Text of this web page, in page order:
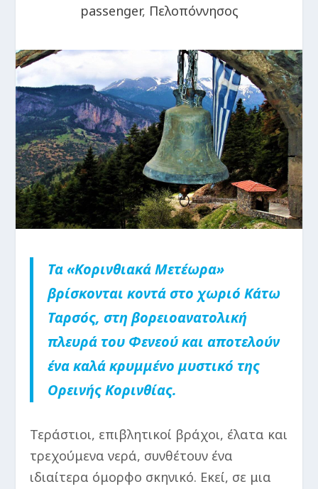
passenger, Πελοπόννησος
Τα «Κορινθιακά Μετέωρα»
βρίσκονται κοντά στο χωριό Κάτω
Ταρσός, στη βορειοανατολική
πλευρά του Φενεού και αποτελούν
ένα καλά κρυμμένο μυστικό της
Ορεινής Κορινθίας.
Τεράστιοι, επιβλητικοί βράχοι, έλατα και
τρεχούμενα νερά, συνθέτουν ένα
ιδιαίτερα όμορφο σκηνικό. Εκεί, σε μια